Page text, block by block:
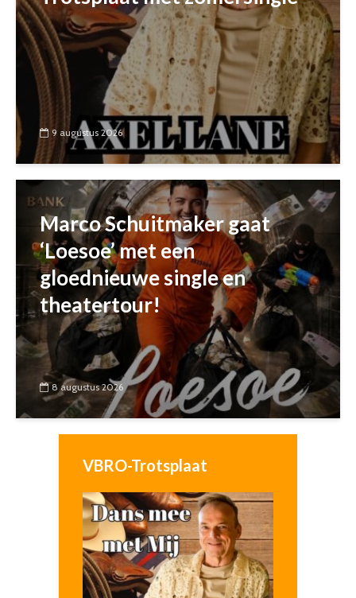
9 augustus 2026
Marco Schuitmaker gaat
‘Loesoe’ met een
gloednieuwe single en
theatertour!
8 augustus 2026
VBRO-Trotsplaat